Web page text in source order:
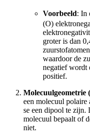
Voorbeeld: In
(O)
groter is dan
waardoor de
negatief wordt
positief.
Molecuulgeometrie
een molecuul polaire
se een dipool te zijn.
molecuul bepaalt of
niet.